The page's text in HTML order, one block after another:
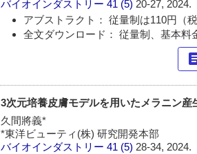
バイオインダストリー 41 (5) 20-27, 2024.
アブストラクト： 従量制は110円（
全文ダウンロード： 従量制、基本料
3次元培養皮膚モデルを用いたメラニン産
久間將義*
*東洋ビューティ(株) 研究開発本部
バイオインダストリー 41 (5) 28-34, 2024.